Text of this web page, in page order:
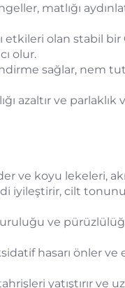
matlığı
olan stabil bir
olur.
sağlar, nem
azaltır ve parlaklık
ve koyu lekeleri,
iyileştirir, cilt tonunu
ve
hasarı önler ve
yatıştırır ve